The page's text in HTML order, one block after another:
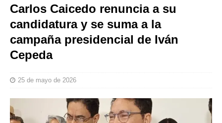
Carlos Caicedo renuncia a su
candidatura y se suma a la
campaña presidencial de Iván
Cepeda
25 de mayo de 2026